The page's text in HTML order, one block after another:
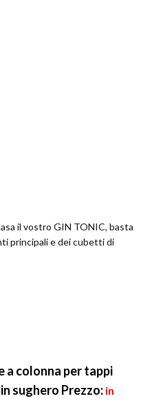
il vostro GIN TONIC, basta
principali e dei cubetti di
a colonna per tappi
sughero Prezzo: in